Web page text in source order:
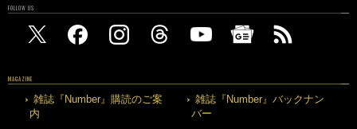
FOLLOW US
MAGAZINE
雑誌『Number』購読のご案
内
雑誌『Number』バックナン
バー